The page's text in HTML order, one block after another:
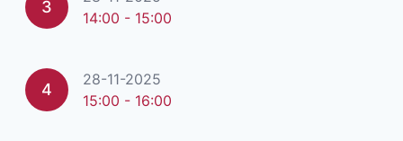
3
14:00 - 15:00
4
28-11-2025
15:00 - 16:00